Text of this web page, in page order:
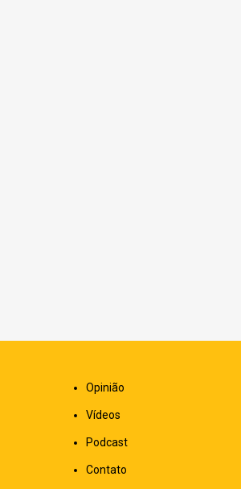
Opinião
Vídeos
Podcast
Contato